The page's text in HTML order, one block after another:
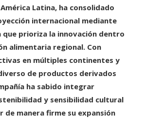
Latina, ha consolidado
internacional mediante
prioriza la innovación dentro
alimentaria regional. Con
en múltiples continentes y
de productos derivados
ha sabido integrar
y sensibilidad cultural
de manera firme su expansión